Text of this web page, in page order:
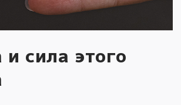
и сила этого